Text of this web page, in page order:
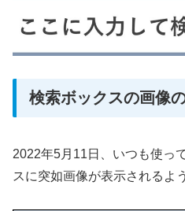
検索ボックスの画像
2022年5月11日、いつも使っ
スに突如画像が表示されるよ